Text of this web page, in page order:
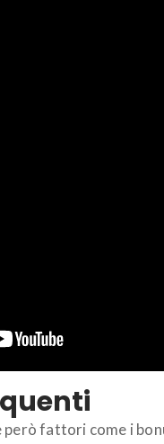
fattori come i